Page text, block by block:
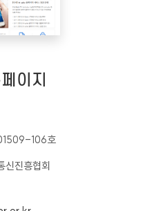
이지
106호
신진흥협회